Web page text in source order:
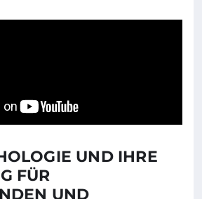
UND IHRE
FÜR
UND